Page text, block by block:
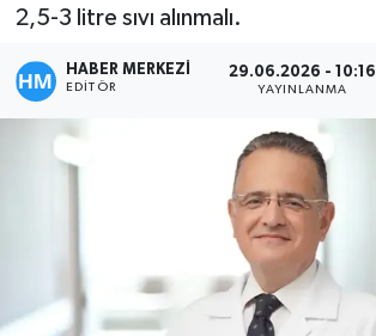
2,5-3 litre sıvı alınmalı.
HABER MERKEZİ
EDITÖR
29.06.2026 - 10:16
YAYINLANMA